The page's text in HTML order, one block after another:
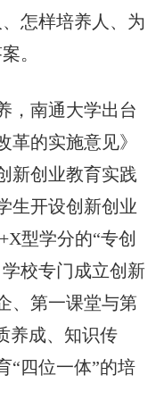
怎样培养人、为
。
，南通大学出台
革的实施意见》
新创业教育实践
生开设创新创业
型学分的“专创
校专门成立创新
、第一课堂与第
养成、知识传
“四位一体”的培